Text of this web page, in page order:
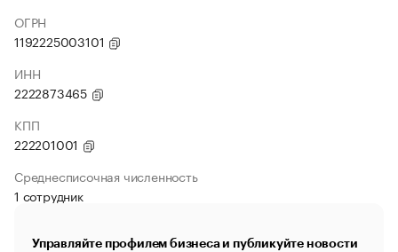
ОГРН
1192225003101
ИНН
2222873465
КПП
222201001
Среднесписочная численность
1 сотрудник
Управляйте профилем бизнеса и публикуйте новости